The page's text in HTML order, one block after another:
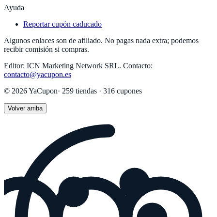
Ayuda
Reportar cupón caducado
Algunos enlaces son de afiliado. No pagas nada extra; podemos
recibir comisión si compras.
Editor: ICN Marketing Network SRL. Contacto:
contacto@yacupon.es
© 2026YaCupon· 259 tiendas · 316 cupones
Volver arriba